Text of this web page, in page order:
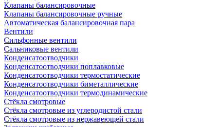
Клапаны балансировочные
Клапаны балансировочные ручные
Автоматическая балансировочная пара
Вентили
Сильфонные вентили
Сальниковые вентили
Конденсатоотводчики
Конденсатоотводчики поплавковые
Конденсатоотводчики термостатические
Конденсатоотводчики биметаллические
Конденсатоотводчики термодинамические
Стёкла смотровые
Стёкла смотровые из углеродистой стали
Стёкла смотровые из нержавеющей стали